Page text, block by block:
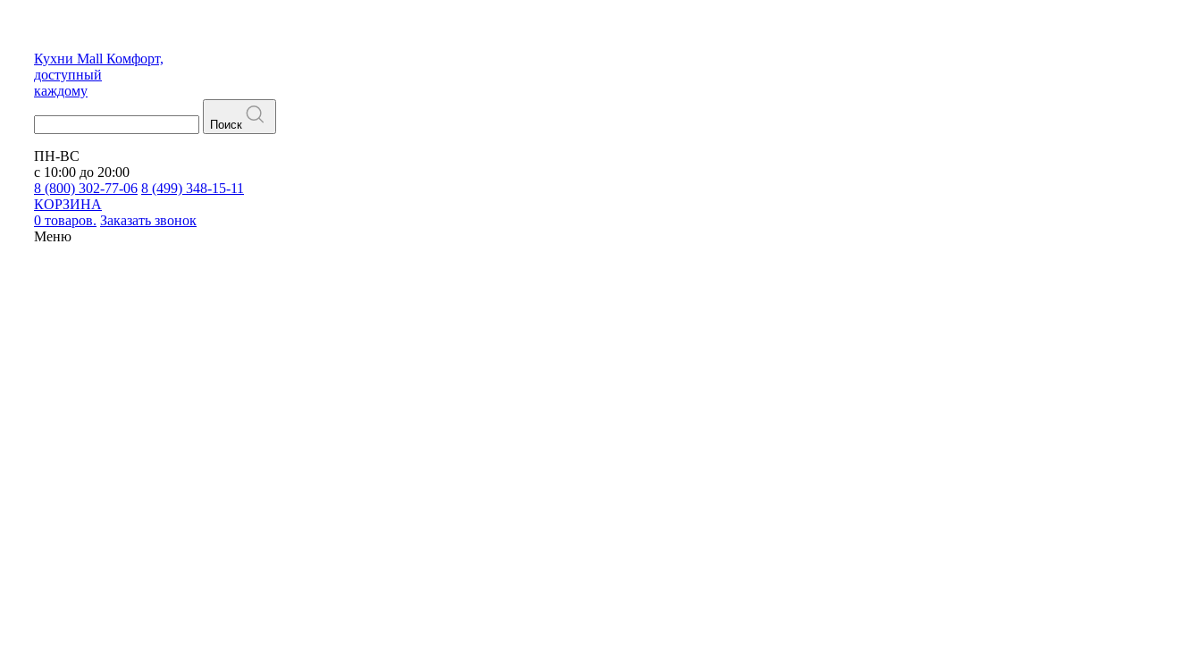
Кухни Mall Комфорт,
доступный
каждому
Поиск
ПН-ВС
с 10:00 до 20:00
8 (800) 302-77-06 8 (499) 348-15-11
КОРЗИНА
0 товаров. Заказать звонок
Меню